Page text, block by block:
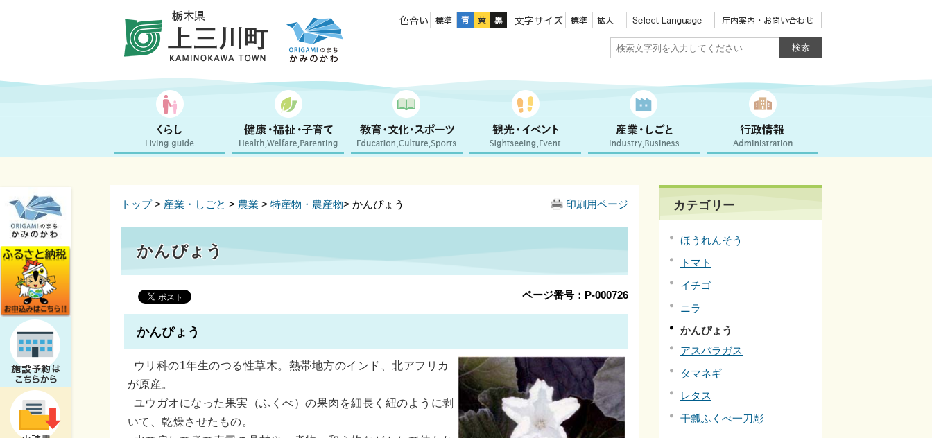
色合い 文字サイズ
印刷用ページ
トップ> 産業・しごと > 農業 > 特産物・農産物> かんぴょう
かんぴょう
ページ番号：P-000726
かんぴょう
ウリ科の1年生のつる性草木。熱帯地方のインド、北アフリカ
が原産。
ユウガオになった果実（ふくべ）の果肉を細長く紐のように剥
いて、乾燥させたもの。
カテゴリー
ほうれんそう
トマト
イチゴ
ニラ
かんぴょう
アスパラガス
タマネギ
レタス
干瓢ふくべ一刀彫